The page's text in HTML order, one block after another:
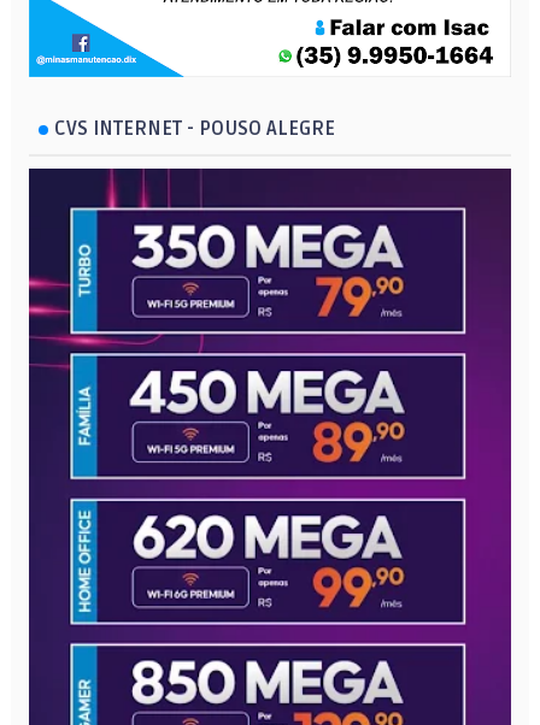
CVS INTERNET - POUSO ALEGRE